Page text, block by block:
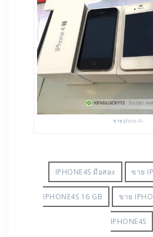
ขาย iphone 4s
IPHONE4S มือสอง ขาย
IPHONE4S 16 GB ขาย
IPHONE4S